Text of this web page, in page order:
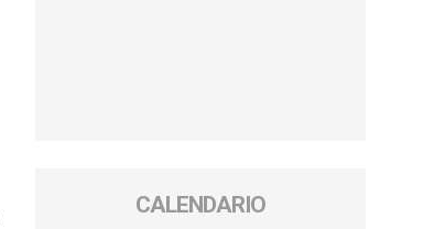
CALENDARIO